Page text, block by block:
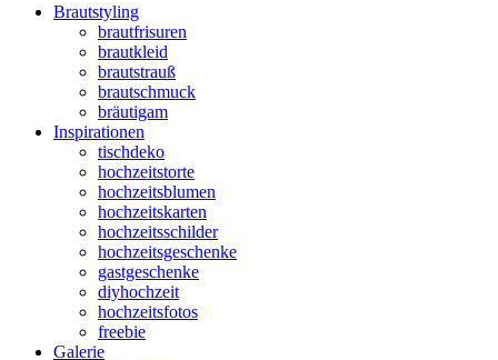
Brautstyling
brautfrisuren
brautkleid
brautstrauß
brautschmuck
bräutigam
Inspirationen
tischdeko
hochzeitstorte
hochzeitsblumen
hochzeitskarten
hochzeitsschilder
hochzeitsgeschenke
gastgeschenke
diyhochzeit
hochzeitsfotos
freebie
Galerie